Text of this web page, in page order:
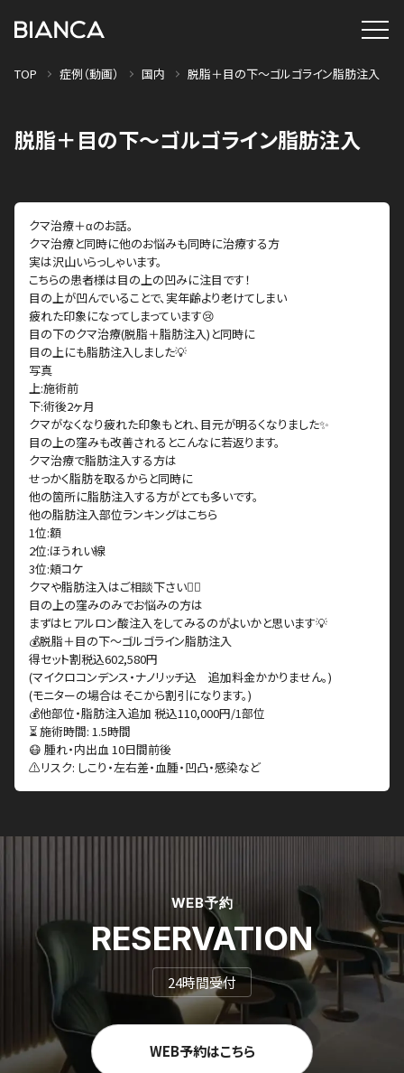
TOP 症例（動画） 国内 脱脂＋目の下〜ゴルゴライン脂肪注入
脱脂＋目の下〜ゴルゴライン脂肪注入
クマ治療＋αのお話。
クマ治療と同時に他のお悩みも同時に治療する方
実は沢山いらっしゃいます。
こちらの患者様は目の上の凹みに注目です！
目の上が凹んでいることで、実年齢より老けてしまい
疲れた印象になってしまっています😢
目の下のクマ治療(脱脂＋脂肪注入)と同時に
目の上にも脂肪注入しました💡
写真
上:施術前
下:術後2ヶ月
クマがなくなり疲れた印象もとれ、目元が明るくなりました✨
目の上の窪みも改善されるとこんなに若返ります。
クマ治療で脂肪注入する方は
せっかく脂肪を取るからと同時に
他の箇所に脂肪注入する方がとても多いです。
他の脂肪注入部位ランキングはこちら
1位:額
2位:ほうれい線
3位:頬コケ
クマや脂肪注入はご相談下さい🙋‍♀️
目の上の窪みのみでお悩みの方は
まずはヒアルロン酸注入をしてみるのがよいかと思います💡
💰脱脂＋目の下〜ゴルゴライン脂肪注入
得セット割税込602,580円
(マイクロコンデンス・ナノリッチ込 追加料金かかりません。)
(モニターの場合はそこから割引になります。)
💰他部位・脂肪注入追加 税込110,000円/1部位
⏳ 施術時間: 1.5時間
😷 腫れ・内出血 10日間前後
⚠️リスク: しこり・左右差・血腫・凹凸・感染など
WEB予約
RESERVATION
24時間受付
WEB予約はこちら